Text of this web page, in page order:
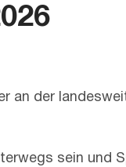
an der
sein und